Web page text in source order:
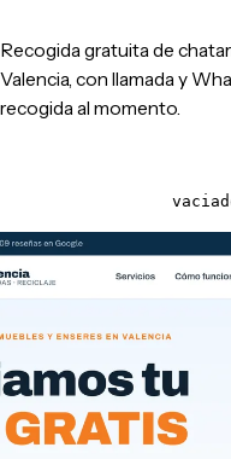
Recogida gratuita de
Valencia, con llamada y
recogida al momento.